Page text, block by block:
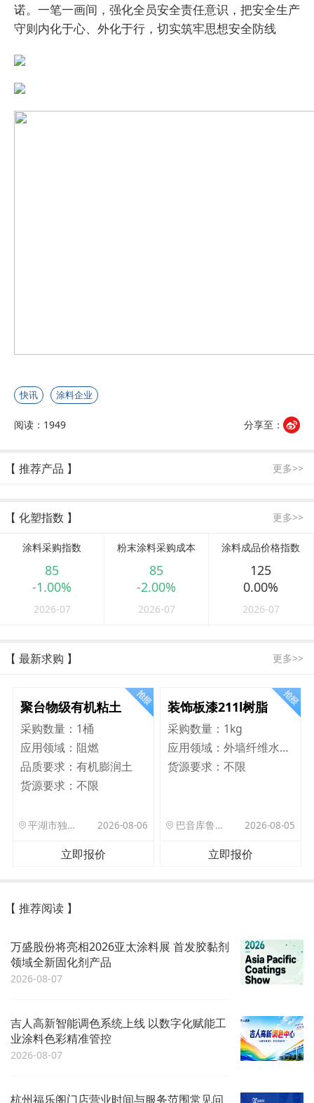
诺。一笔一画间，强化全员安全责任意识，把安全生产
守则内化于心、外化于行，切实筑牢思想安全防线
快讯 涂料企业
阅读：1949 分享至：
【 推荐产品 】 更多>>
【 化塑指数 】 更多>>
涂料采购指数
85
-1.00%
2026-07
粉末涂料采购成本
85
-2.00%
2026-07
涂料成品价格指数
125
0.00%
2026-07
【 最新求购 】 更多>>
聚台物级有机粘土
采购数量： 1桶
应用领域： 阻燃
品质要求： 有机膨润土
货源要求： 不限
平湖市独山港镇集港路 589 号 2026-08-06
立即报价
装饰板漆211l树脂
采购数量： 1kg
应用领域：
外墙纤维水泥板
货源要求：不限
巴音库鲁提镇,托帕口岸六号库房 2026-08-05
立即报价
【 推荐阅读 】
万盛股份将亮相2026亚太涂料展 首发胶黏剂
领域全新固化剂产品
2026-08-07
吉人高新智能调色系统上线 以数字化赋能工
业涂料色彩精准管控
2026-08-07
杭州福乐阁门店营业时间与服务范围常见问